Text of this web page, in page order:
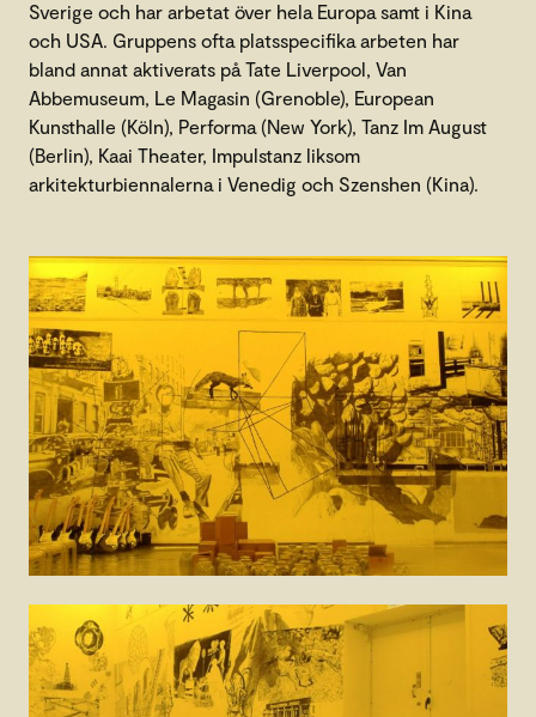
Sverige och har arbetat över hela Europa samt i Kina
och USA. Gruppens ofta platsspecifika arbeten har
bland annat aktiverats på Tate Liverpool, Van
Abbemuseum, Le Magasin (Grenoble), European
Kunsthalle (Köln), Performa (New York), Tanz Im August
(Berlin), Kaai Theater, Impulstanz liksom
arkitekturbiennalerna i Venedig och Szenshen (Kina).